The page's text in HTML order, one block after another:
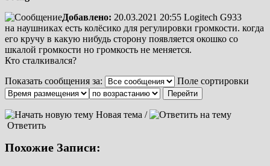
Добавлено: 20.03.2021 20:55 Logitech G933
на наушниках есть колёсико для регулировки громкости. когда
его кручу в какую нибудь сторону появляется окошко со
шкалой громкости но громкость не меняется.
Кто сталкивался?
Показать сообщения за:
Поле сортировки
Новая тема /
Ответить
Похожие Записи: